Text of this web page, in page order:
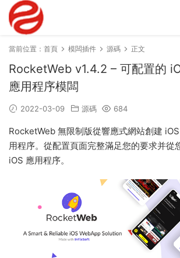
當前位置： 首頁 模闆插件 源碼 正文
RocketWeb v1.4.2 – 可配置的
應用程序模闆
2022-03-09 源碼 684
RocketWeb 無限制版從響應式網站創建
用程序。從配置頁面完整滿足您的要求并從
iOS 應用程序。